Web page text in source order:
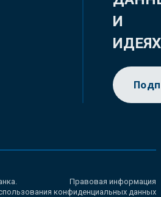
И
ИДЕЯХ
Правовая информация
конфиденциальных данных